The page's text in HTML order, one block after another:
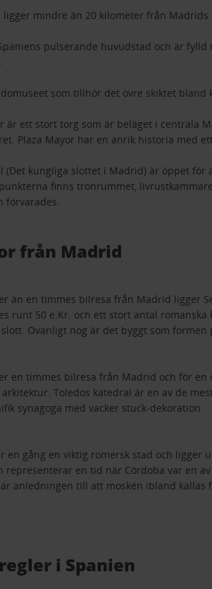
ligger mindre än 20 kilometer från Madrids
pulserande huvudstad och är
som tillhör det övre skiktet
är ett stort torg som är beläget i centrala
Plaza Mayor har en anrik historia med
(Det kungliga slottet i Madrid) är öppet
finns tronrummet,
förvarades.
från Madrid
än en timmes bilresa från Madrid ligger
runt 50 e.Kr. och ett stort antal
slott. Ovanligt nog är det byggt som
en timmes bilresa från Madrid och för
Toledos katedral är en av de
synagoga med vacker stuck-dekoration.
en gång en viktig romersk stad och ligger
representerar en tid när Córdoba var en
anledningen till att moskén ibland kallas
i Spanien